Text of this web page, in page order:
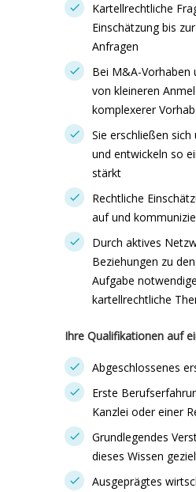
Kartellrechtliche
Einschätzung bis
Anfragen
Bei M&A-Vorhaben
von kleineren
komplexerer
Sie erschließen
und entwickeln so
stärkt
Rechtliche
auf und
Durch aktives
Beziehungen zu
Aufgabe
kartellrechtliche
Ihre Qualifikationen auf
Abgeschlossenes
Erste
Kanzlei oder einer
Grundlegendes
dieses Wissen
Ausgeprägtes